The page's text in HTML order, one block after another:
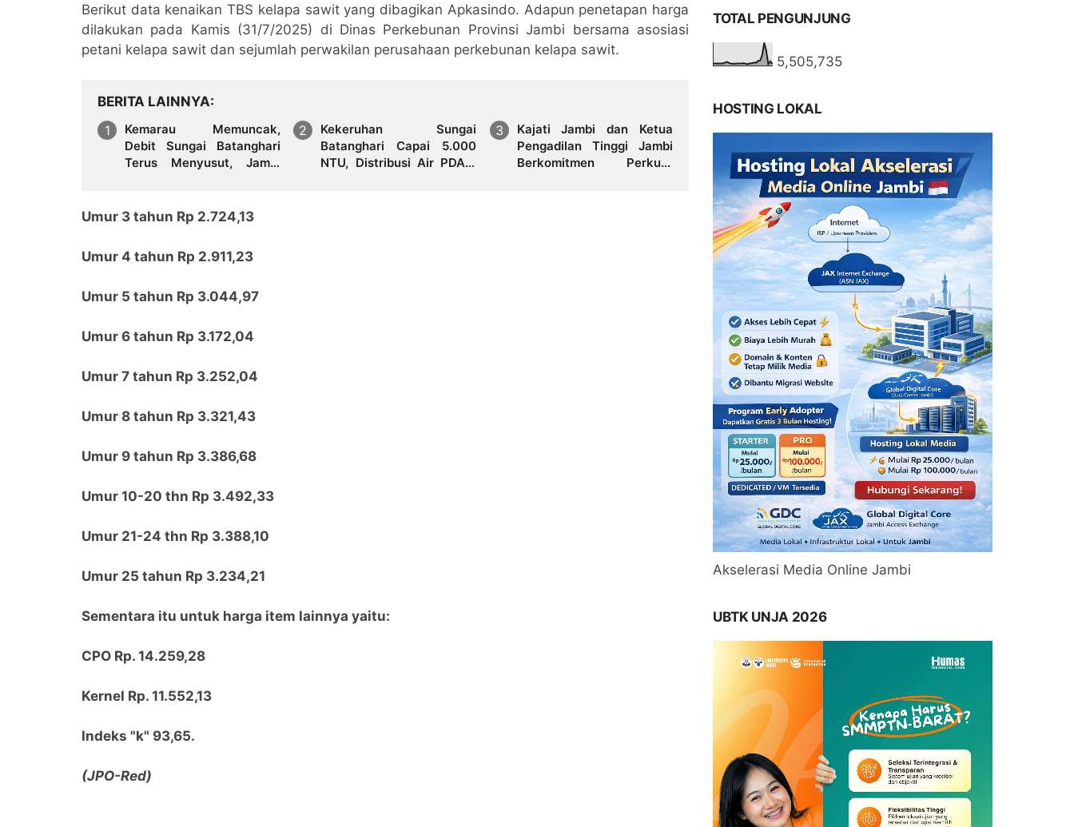
Berikut data kenaikan TBS kelapa sawit yang dibagikan Apkasindo. Adapun penetapan harga
dilakukan pada Kamis (31/7/2025) di Dinas Perkebunan Provinsi Jambi bersama asosiasi
petani kelapa sawit dan sejumlah perwakilan perusahaan perkebunan kelapa sawit.
BERITA LAINNYA
Kemarau Memuncak,
Debit Sungai Batanghari
Terus Menyusut, Jambi
Kekeruhan Sungai
Batanghari Capai 5.000
NTU, Distribusi Air PDAM
Kajati Jambi dan Ketua
Pengadilan Tinggi Jambi
Berkomitmen Perkuat
Umur 3 tahun Rp 2.724,13
Umur 4 tahun Rp 2.911,23
Umur 5 tahun Rp 3.044,97
Umur 6 tahun Rp 3.172,04
Umur 7 tahun Rp 3.252,04
Umur 8 tahun Rp 3.321,43
Umur 9 tahun Rp 3.386,68
Umur 10-20 thn Rp 3.492,33
Umur 21-24 thn Rp 3.388,10
Umur 25 tahun Rp 3.234,21
Sementara itu untuk harga item lainnya yaitu:
CPO Rp. 14.259,28
Kernel Rp. 11.552,13
Indeks "k" 93,65.
(JPO-Red)
TOTAL PENGUNJUNG
5,505,735
HOSTING LOKAL
Akselerasi Media Online Jambi
UBTK UNJA 2026